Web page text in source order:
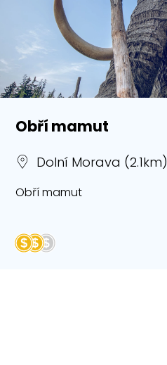
Obří mamut
Dolní Morava (2.1km)
Obří mamut